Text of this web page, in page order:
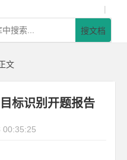
|
搜文档
文
标识别开题报告
00:35:25